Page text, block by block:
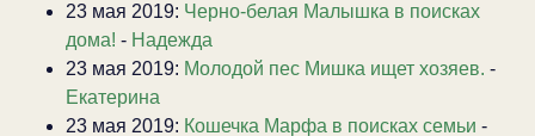
23 мая 2019: Черно-белая Малышка в поисках
дома! - Надежда
23 мая 2019: Молодой пес Мишка ищет хозяев. -
Екатерина
23 мая 2019: Кошечка Марфа в поисках семьи -